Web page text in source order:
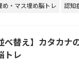
め・マス埋め脳トレ 認知
べ替え】カタカナ
トレ